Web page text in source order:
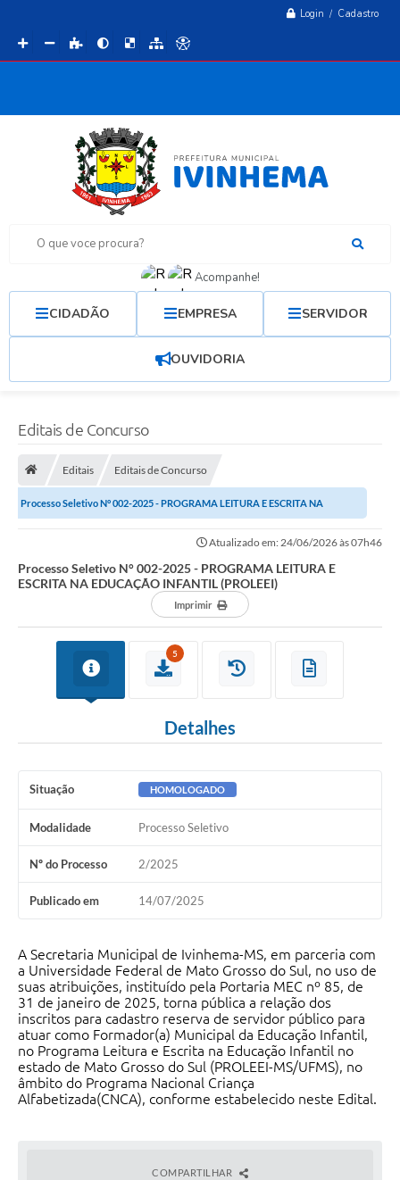
Login / Cadastro
O que voce procura?
Acompanhe!
CIDADÃO EMPRESA SERVIDOR
OUVIDORIA
Editais de Concurso
Editais Editais de Concurso
Processo Seletivo N° 002-2025 - PROGRAMA LEITURA E ESCRITA NA
Atualizado em: 24/06/2026 às 07h46
Processo Seletivo N° 002-2025 - PROGRAMA LEITURA E
ESCRITA NA EDUCAÇÃO INFANTIL (PROLEEI)
Imprimir
5
Detalhes
Situação HOMOLOGADO
Modalidade Processo Seletivo
Nº do Processo 2/2025
Publicado em 14/07/2025
A Secretaria Municipal de Ivinhema-MS, em parceria com
a Universidade Federal de Mato Grosso do Sul, no uso de
suas atribuições, instituído pela Portaria MEC nº 85, de
31 de janeiro de 2025, torna pública a relação dos
inscritos para cadastro reserva de servidor público para
atuar como Formador(a) Municipal da Educação Infantil,
no Programa Leitura e Escrita na Educação Infantil no
estado de Mato Grosso do Sul (PROLEEI-MS/UFMS), no
âmbito do Programa Nacional Criança
Alfabetizada(CNCA), conforme estabelecido neste Edital.
COMPARTILHAR